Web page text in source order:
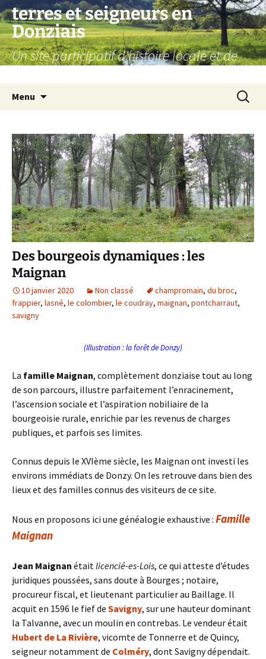
Aller
au
contenu
terres et seigneurs en
Donziais
Un site participatif d'histoire locale et de
Menu
Des bourgeois dynamiques : les
Maignan
10 janvier 2020 Non classé champromain, du broc,
frappier, lasné, le colombier, le coudray, maignan, pontcharraut,
savigny
(Illustration : la forêt de Donzy)
La famille Maignan, complètement donziaise tout au long
de son parcours, illustre parfaitement l’enracinement,
l’ascension sociale et l’aspiration nobiliaire de la
bourgeoisie rurale, enrichie par les revenus de charges
publiques, et parfois ses limites.
Connus depuis le XVIème siècle, les Maignan ont investi les
environs immédiats de Donzy. On les retrouve dans bien des
lieux et des familles connus des visiteurs de ce site.
Nous en proposons ici une généalogie exhaustive : Famille
Maignan
Jean Maignan étaitlicencié-es-Lois, ce qui atteste d’études
juridiques poussées, sans doute à Bourges ; notaire,
procureur fiscal, et lieutenant particulier au Baillage. Il
acquit en 1596 le fief de Savigny, sur une hauteur dominant
la Talvanne, avec un moulin en contrebas. Le vendeur était
Hubert de La Rivière, vicomte de Tonnerre et de Quincy,
seigneur notamment de Colméry, dont Savigny dépendait.